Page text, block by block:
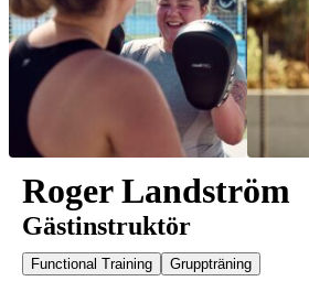
Roger Landström
Gästinstruktör
Functional Training Gruppträning